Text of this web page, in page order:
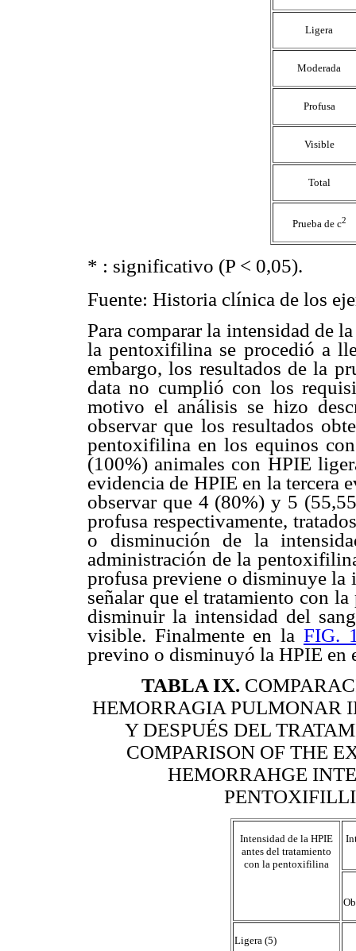
Ligera
Moderada
Profusa
Visible
Total
Prueba de c2
* : significativo (P < 0,05).
Fuente: Historia clínica de los
Para comparar la intensidad de
la pentoxifilina se procedió a
embargo, los resultados de la
data no cumplió con los
motivo el análisis se hizo
observar que los resultados
pentoxifilina en los equinos
(100%) animales con HPIE
evidencia de HPIE en la tercera
observar que 4 (80%) y 5
profusa respectivamente,
o disminución de la
administración de la
profusa previene o disminuye la
señalar que el tratamiento con
disminuir la intensidad del
visible. Finalmente en la FIG.
previno o disminuyó la HPIE en
TABLA IX.
HEMORRAGIA PULMONAR
Y DESPUÉS DEL
COMPARISON OF THE
HEMORRAHGE
Intensidad de la HPIE
antes del tratamiento
con la pentoxifilina
Ligera (5)